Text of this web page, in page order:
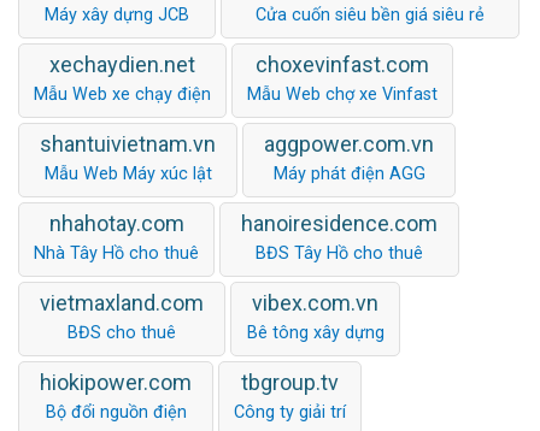
Máy xây dựng JCB Cửa cuốn siêu bền giá siêu rẻ
xechaydien.net
Mẫu Web xe chạy điện
choxevinfast.com
Mẫu Web chợ xe Vinfast
shantuivietnam.vn
Mẫu Web Máy xúc lật
aggpower.com.vn
Máy phát điện AGG
nhahotay.com
Nhà Tây Hồ cho thuê
hanoiresidence.com
BĐS Tây Hồ cho thuê
vietmaxland.com
BĐS cho thuê
vibex.com.vn
Bê tông xây dựng
hiokipower.com
Bộ đổi nguồn điện
tbgroup.tv
Công ty giải trí